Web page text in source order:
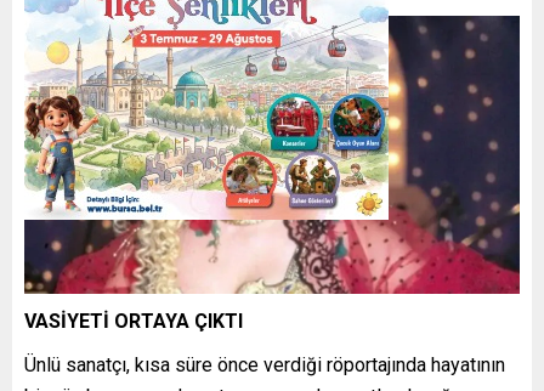
VASİYETİ ORTAYA ÇIKTI
Ünlü sanatçı, kısa süre önce verdiği röportajında hayatının